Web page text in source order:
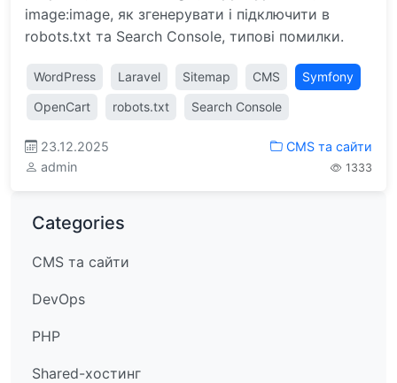
image:image, як згенерувати і підключити в
robots.txt та Search Console, типові помилки.
WordPress Laravel Sitemap CMS
Symfony
OpenCart
robots.txt Search Console
23.12.2025
admin
CMS та сайти
1333
Categories
CMS та сайти
DevOps
PHP
Shared-хостинг